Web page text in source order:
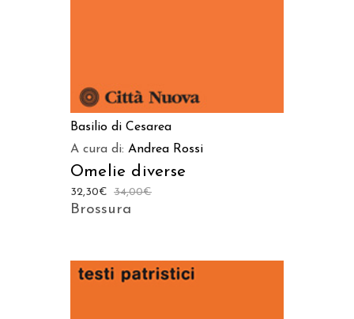
Basilio di Cesarea
A cura di: Andrea Rossi
Omelie diverse
34,00€
32,30€
Brossura